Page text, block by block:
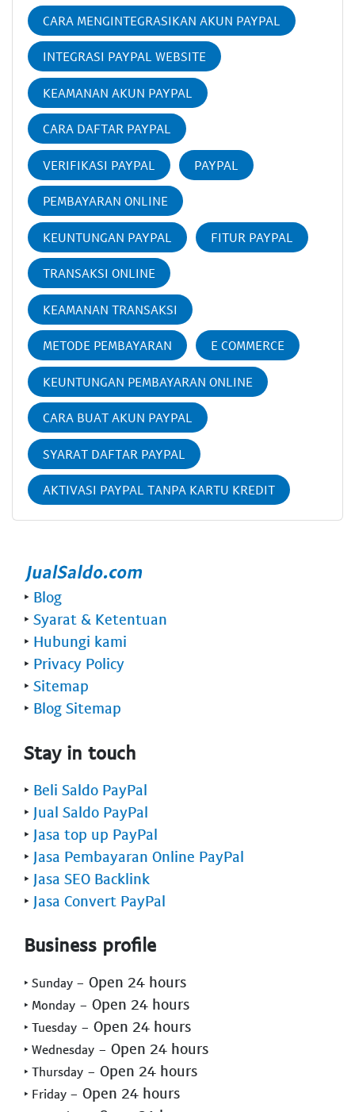
CARA MENGINTEGRASIKAN AKUN PAYPAL
INTEGRASI PAYPAL WEBSITE
KEAMANAN AKUN PAYPAL
CARA DAFTAR PAYPAL
VERIFIKASI PAYPAL PAYPAL
PEMBAYARAN ONLINE
KEUNTUNGAN PAYPAL FITUR PAYPAL
TRANSAKSI ONLINE
KEAMANAN TRANSAKSI
METODE PEMBAYARAN E COMMERCE
KEUNTUNGAN PEMBAYARAN ONLINE
CARA BUAT AKUN PAYPAL
SYARAT DAFTAR PAYPAL
AKTIVASI PAYPAL TANPA KARTU KREDIT
‣ Blog
‣ Syarat & Ketentuan
‣ Hubungi kami
‣ Privacy Policy
‣ Sitemap
‣ Blog Sitemap
Stay in touch
‣ Beli Saldo PayPal
‣ Jual Saldo PayPal
‣ Jasa top up PayPal
‣ Jasa Pembayaran Online PayPal
‣ Jasa SEO Backlink
‣ Jasa Convert PayPal
Business profile
‣ Sunday - Open 24 hours
‣ Monday - Open 24 hours
‣ Tuesday - Open 24 hours
‣ Wednesday - Open 24 hours
‣ Thursday - Open 24 hours
‣ Friday - Open 24 hours